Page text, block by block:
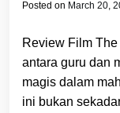
Posted on March 20,
Review Film
antara guru dan
magis dalam
ini bukan